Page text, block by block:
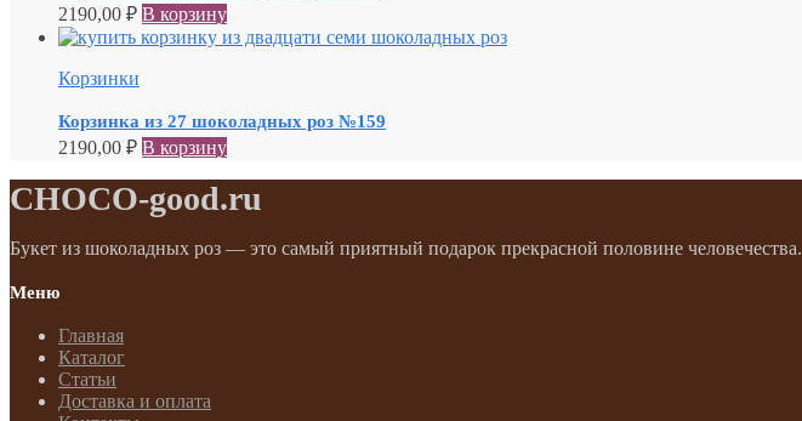
2190,00 ₽ В корзину
Корзинки
Корзинка из 27 шоколадных роз №159
2190,00 ₽ В корзину
CHOCO-good.ru
Букет из шоколадных роз — это самый приятный подарок прекрасной половине человечества.
Меню
Главная
Каталог
Статьи
Доставка и оплата